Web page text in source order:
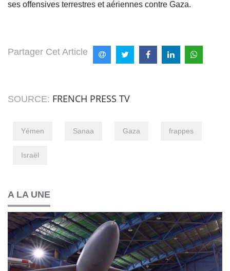
ses offensives terrestres et aériennes contre Gaza.
Partager Cet Article
SOURCE: FRENCH PRESS TV
Yémen Sanaa Gaza frappes
Israël
A LA UNE